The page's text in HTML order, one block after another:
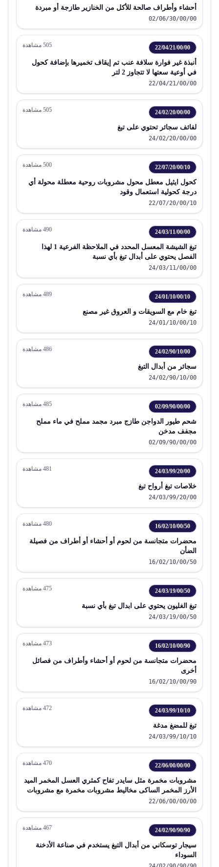
أحشاء وأطراف صالحة للأكل من الخنازير طازجة أو مبردة
02/06/30/00/00
22/04/21/00/00
505 مشاهدة
أنبذة غير فوارة سلافة عنب تم إيقاف تخميرها بإضافة كحول
في أوعية سعتها لا تتجاوز 2 لتر
22/04/21/00/00
24/02/20/00/00
505 مشاهدة
لفائف سجائر تحتوي على تبغ
24/02/20/00/00
22/07/20/00/10
500 مشاهدة
كحول ايثيل معطل محول مشروبات روحية معطلة محولة أي
درجة كحولية استعمال وقود
22/07/20/00/10
24/03/11/00/00
490 مشاهدة
تبغ الشيشة المعسل المحدد في الملاحظة الفرعية 1 لهذا
الفصل يحتوي على أبدال تبغ بأي نسبة
24/03/11/00/00
24/01/10/00/10
489 مشاهدة
تبغ خام مع السويقات و العروق غير مصنع
24/01/10/00/10
24/02/90/10/00
486 مشاهدة
سجائر من أبدال التبغ
24/02/90/10/00
02/09/90/00/00
485 مشاهدة
شحم طيور الدواجن طازج مبرد مجمد مملح في ماء مملح
مجفف مدخن
02/09/90/00/00
24/03/99/20/00
481 مشاهدة
خلاصات تبغ أرواح تبغ
24/03/99/20/00
16/02/10/00/50
480 مشاهدة
محضرات متجانسة من لحوم أو أحشاء أو أطراف من فصيلة
الضأن
16/02/10/00/50
24/03/19/00/50
475 مشاهدة
تبغ الغليون يحتوي على ابدال تبغ بأي نسبة
24/03/19/00/50
16/02/10/00/90
473 مشاهدة
محضرات متجانسة من لحوم أو أحشاء وأطراف من فصائل
أخرى
16/02/10/00/90
24/03/99/10/10
472 مشاهدة
تبغ للمضغ مدغة
24/03/99/10/10
22/06/00/00/00
470 مشاهدة
مشروبات مخمرة مثل سايدر تفاح كمثري العسل المخمر الميد
الأرز المخمر الساكى مخاليط مشروبات مخمرة مع مشروبات
غير كحولية
22/06/00/00/00
24/02/90/90/90
467 مشاهدة
سيجار توسكاني من أبدال التبغ يستخدم في صناعة الأدخنة
السوداء